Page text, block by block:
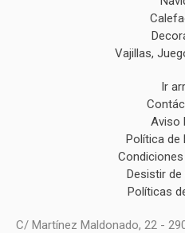
Vajillas,
Ir
Aviso
Política de
Desistir de
Políticas
C/ Martínez Maldonado, 22 -